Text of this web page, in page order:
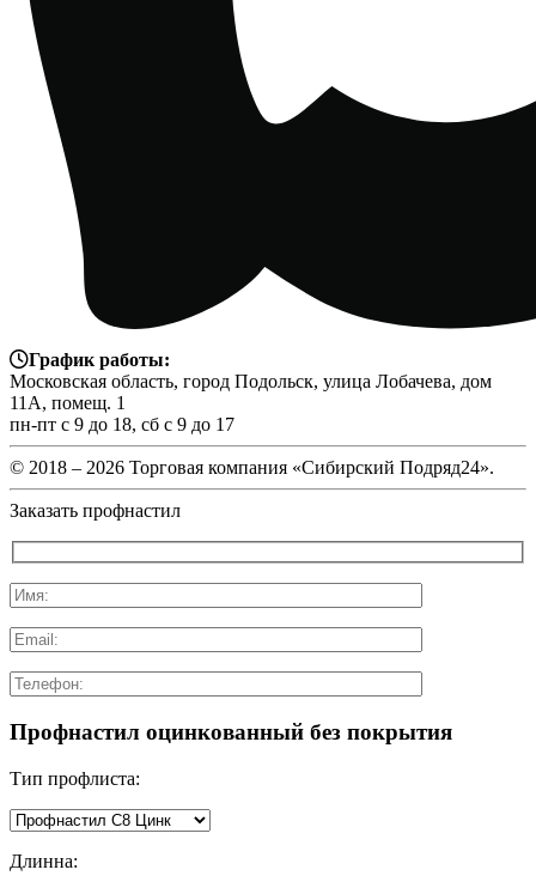
График работы:
Московская область, город Подольск, улица Лобачева, дом
11А, помещ. 1
пн-пт с 9 до 18, сб с 9 до 17
© 2018 – 2026 Торговая компания «Сибирский Подряд24».
Заказать профнастил
Профнастил оцинкованный без покрытия
Тип профлиста:
Длинна: